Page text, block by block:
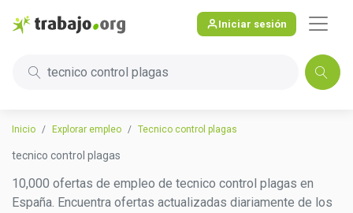
Iniciar sesión
tecnico control plagas
Inicio Explorar empleo Tecnico control plagas
tecnico control plagas
10,000 ofertas de empleo de tecnico control plagas en
España. Encuentra ofertas actualizadas diariamente de los